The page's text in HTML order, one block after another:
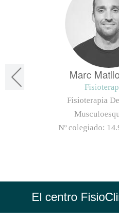
Marc
Fisioterapia
Nº colegiado:
El centro